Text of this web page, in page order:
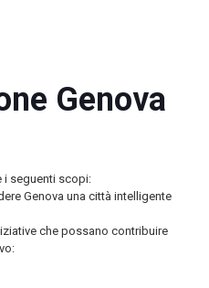
Genova
i seguenti scopi:
Genova una città intelligente
che possano contribuire